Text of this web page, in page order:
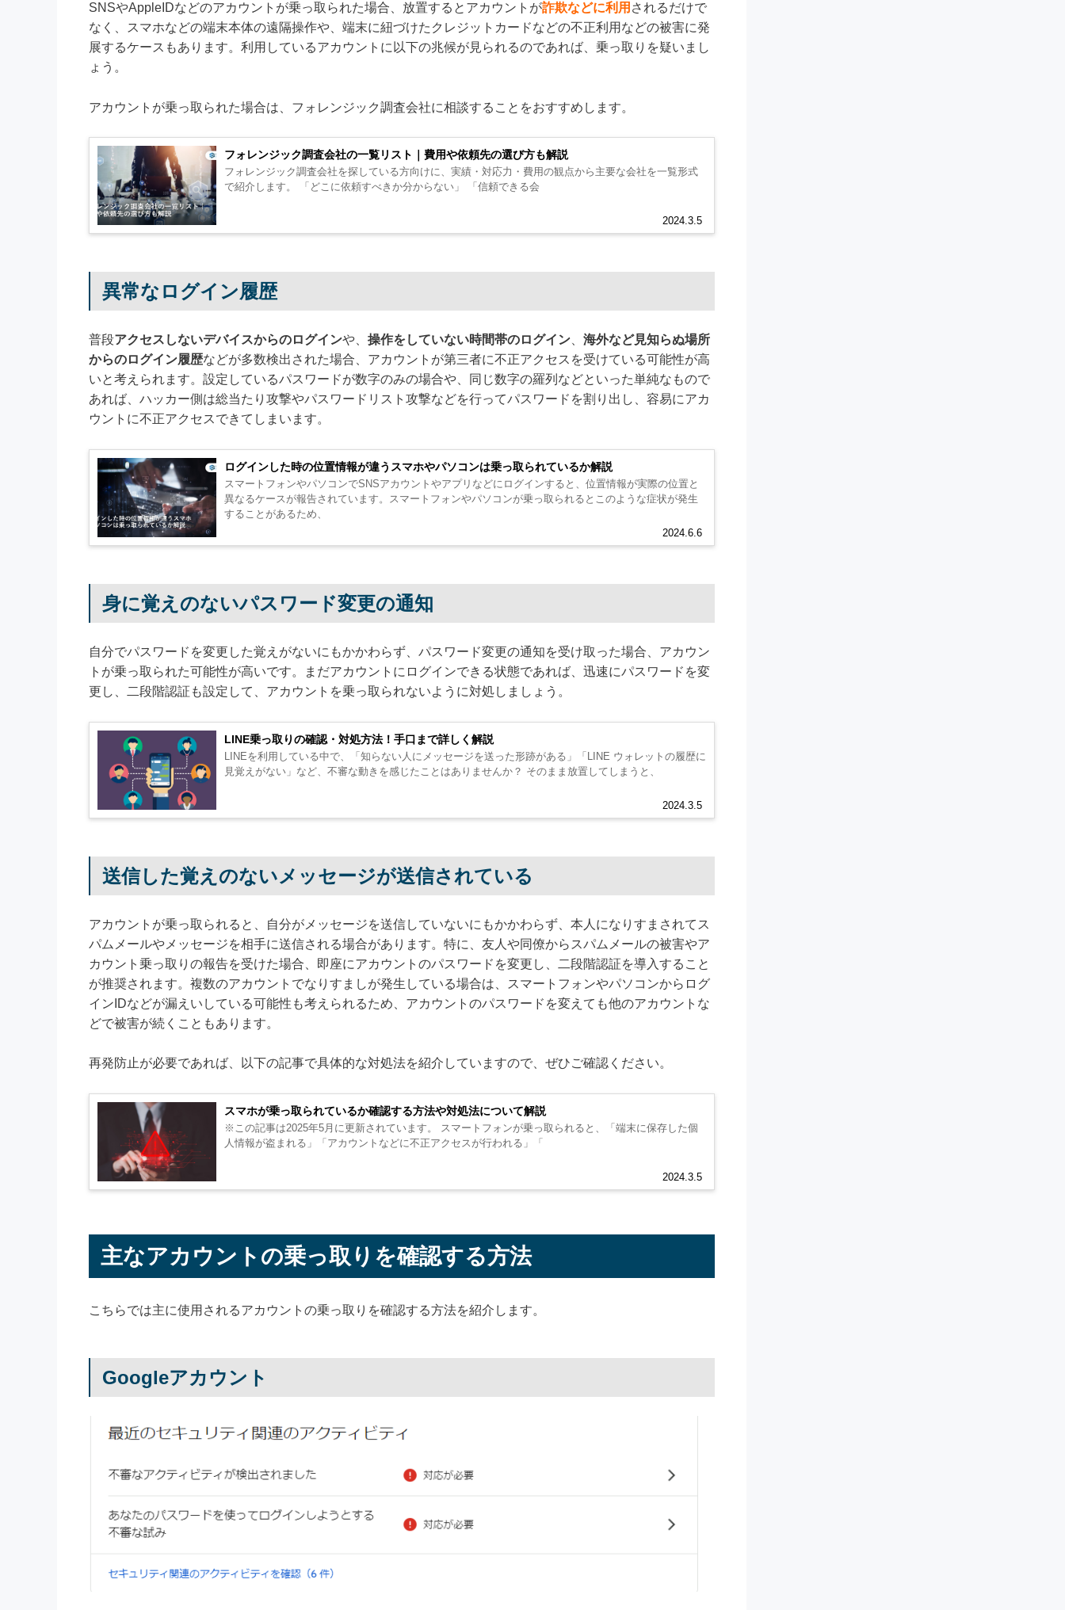
SNSやAppleIDなどのアカウントが乗っ取られた場合、放置するとアカウントが詐欺などに利用 されるだけで
なく、スマホなどの端末本体の遠隔操作や、端末に紐づけたクレジットカードなどの不正利用などの被害に発
展するケースもあります。利用しているアカウントに以下の兆候が見られるのであれば、乗っ取りを疑いまし
ょう。
アカウントが乗っ取られた場合は、フォレンジック調査会社に相談することをおすすめします。
フォレンジック調査会社の一覧リスト｜費用や依頼先の選び方も解説
2024.3.5
フォレンジック調査会社を探している方向けに、実績・対応力・費用の観点から主要な会社を一覧形式
で紹介します。 「どこに依頼すべきか分からない」 「信頼できる会
異常なログイン履歴
普段アクセスしないデバイスからのログインや、 操作をしていない時間帯のログイン、 海外など見知らぬ場所
からのログイン履歴などが多数検出された場合、アカウントが第三者に不正アクセスを受けている可能性が高
いと考えられます。設定しているパスワードが数字のみの場合や、同じ数字の羅列などといった単純なもので
あれば、ハッカー側は総当たり攻撃やパスワードリスト攻撃などを行ってパスワードを割り出し、容易にアカ
ウントに不正アクセスできてしまいます。
ログインした時の位置情報が違うスマホやパソコンは乗っ取られているか解説
2024.6.6
スマートフォンやパソコンでSNSアカウントやアプリなどにログインすると、位置情報が実際の位置と
異なるケースが報告されています。スマートフォンやパソコンが乗っ取られるとこのような症状が発生
することがあるため、
身に覚えのないパスワード変更の通知
自分でパスワードを変更した覚えがないにもかかわらず、パスワード変更の通知を受け取った場合、アカウン
トが乗っ取られた可能性が高いです。まだアカウントにログインできる状態であれば、迅速にパスワードを変
更し、二段階認証も設定して、アカウントを乗っ取られないように対処しましょう。
LINE乗っ取りの確認・対処方法！手口まで詳しく解説
2024.3.5
LINEを利用している中で、「知らない人にメッセージを送った形跡がある」「LINE ウォレットの履歴に
見覚えがない」など、不審な動きを感じたことはありませんか？ そのまま放置してしまうと、
送信した覚えのないメッセージが送信されている
アカウントが乗っ取られると、自分がメッセージを送信していないにもかかわらず、本人になりすまされてス
パムメールやメッセージを相手に送信される場合があります。特に、友人や同僚からスパムメールの被害やア
カウント乗っ取りの報告を受けた場合、即座にアカウントのパスワードを変更し、二段階認証を導入すること
が推奨されます。複数のアカウントでなりすましが発生している場合は、スマートフォンやパソコンからログ
インIDなどが漏えいしている可能性も考えられるため、アカウントのパスワードを変えても他のアカウントな
どで被害が続くこともあります。
再発防止が必要であれば、以下の記事で具体的な対処法を紹介していますので、ぜひご確認ください。
スマホが乗っ取られているか確認する方法や対処法について解説
2024.3.5
※この記事は2025年5月に更新されています。 スマートフォンが乗っ取られると、「端末に保存した個
人情報が盗まれる」「アカウントなどに不正アクセスが行われる」「
主なアカウントの乗っ取りを確認する方法
こちらでは主に使用されるアカウントの乗っ取りを確認する方法を紹介します。
Googleアカウント